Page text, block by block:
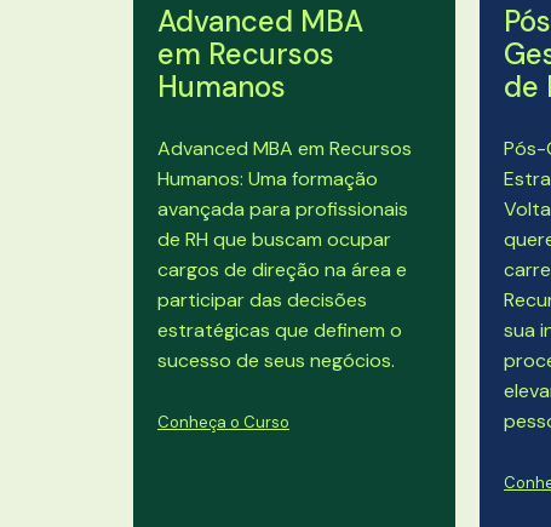
Advanced MBA
em Recursos
Humanos
Advanced MBA em Recursos
Humanos: Uma formação
avançada para profissionais
de RH que buscam ocupar
cargos de direção na área e
participar das decisões
estratégicas que definem o
sucesso de seus negócios.
Conheça o Curso
de
Pós-
sua